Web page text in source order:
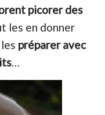
picorer des
les en donner
préparer avec
…